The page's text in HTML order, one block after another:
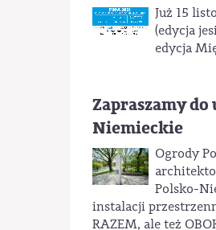
Już 15
(edycja
edycja
Zapraszamy
Niemieckie
Ogrody
Polsko-
instalacji
RAZEM, ale też